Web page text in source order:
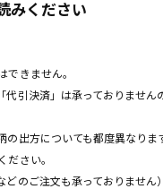
みください
できません。
引決済」は承っておりません
出方についても都度異なりま
さい。
のご注文も承っておりません